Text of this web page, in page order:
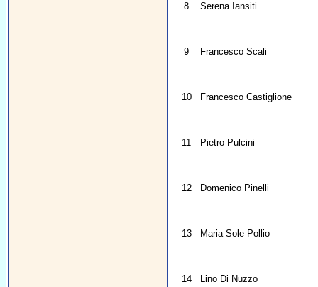
8 Serena Iansiti
9 Francesco Scali
10 Francesco Castiglione
11 Pietro Pulcini
12 Domenico Pinelli
13 Maria Sole Pollio
14 Lino Di Nuzzo